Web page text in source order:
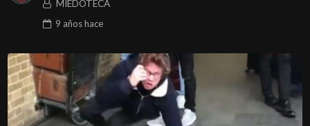
MIEDOTECA
9 añoshace